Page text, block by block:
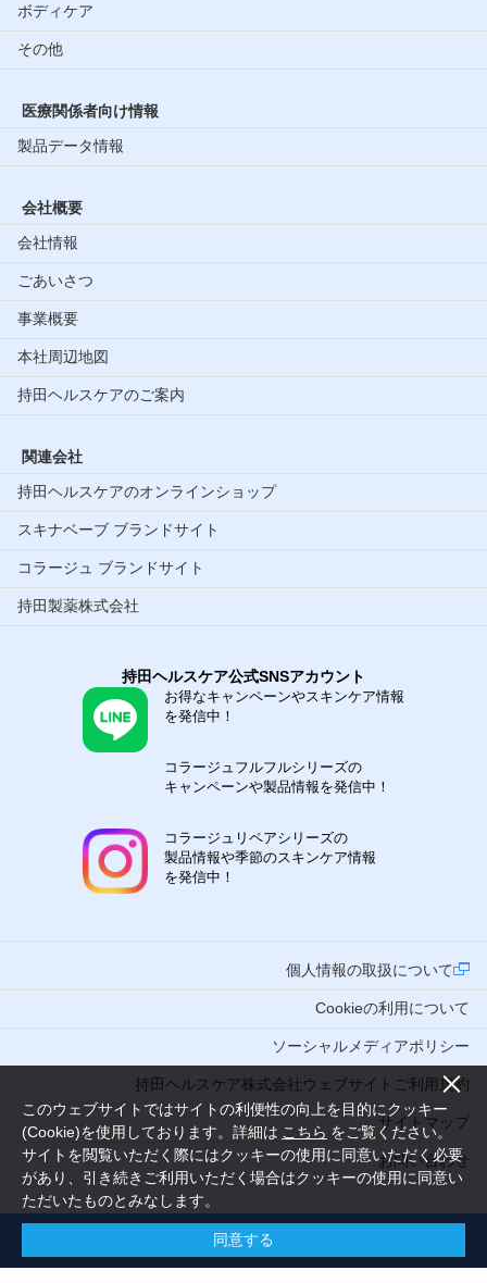
このウェブサイトではサイトの利便性の向上を目的にクッキー
(Cookie)を使用しております。詳細は こちら をご覧ください。
サイトを閲覧いただく際にはクッキーの使用に同意いただく必要
があり、引き続きご利用いただく場合はクッキーの使用に同意い
ただいたものとみなします。
同意する
ボディケア
その他
医療関係者向け情報
製品データ情報
会社概要
会社情報
ごあいさつ
事業概要
本社周辺地図
持田ヘルスケアのご案内
関連会社
持田ヘルスケアのオンラインショップ
スキナベーブ ブランドサイト
コラージュ ブランドサイト
持田製薬株式会社
持田ヘルスケア公式SNSアカウント
お得なキャンペーンやスキンケア情報
を発信中！
コラージュフルフルシリーズの
キャンペーンや製品情報を発信中！
コラージュリペアシリーズの
製品情報や季節のスキンケア情報
を発信中！
個人情報の取扱について
Cookieの利用について
ソーシャルメディアポリシー
持田ヘルスケア株式会社ウェブサイトご利用規約
サイトマップ
お問い合わせ
Copyright (C) 2016 MOCHIDA HEALTHCARE CO., LTD. Tokyo Japan. All Rights Reserved.